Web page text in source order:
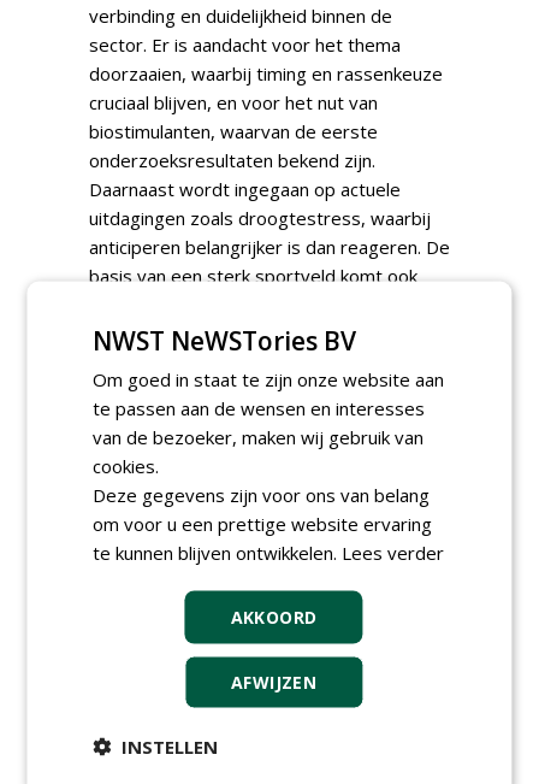
verbinding en duidelijkheid binnen de
sector. Er is aandacht voor het thema
doorzaaien, waarbij timing en rassenkeuze
cruciaal blijven, en voor het nut van
biostimulanten, waarvan de eerste
onderzoeksresultaten bekend zijn.
Daarnaast wordt ingegaan op actuele
uitdagingen zoals droogtestress, waarbij
anticiperen belangrijker is dan reageren. De
basis van een sterk sportveld komt ook
bij graskeuze. In de special staat UV‑C
binnen duurzaam veldbeheer. De
garantieverklaringen voor kunstgras van
BSNC en VSG worden naast elkaar gelegd
en nog veel meer wetenswaardigheden en
nieuws in deze uitgave. Veel leesplezier!
Naam:
Fieldmanager
2026
Rubrieken
NWST NeWSTories BV
Om goed in staat te zijn onze website aan
te passen aan de wensen en interesses
van de bezoeker, maken wij gebruik van
cookies.
Deze gegevens zijn voor ons van belang
om voor u een prettige website ervaring
te kunnen blijven ontwikkelen. Lees verder
AKKOORD
AFWIJZEN
INSTELLEN